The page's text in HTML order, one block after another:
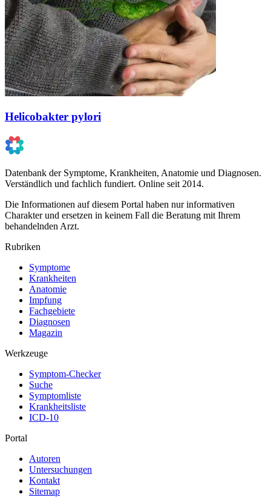
Helicobakter pylori
Datenbank der Symptome, Krankheiten, Anatomie und Diagnosen.
Verständlich und fachlich fundiert. Online seit 2014.
Die Informationen auf diesem Portal haben nur informativen
Charakter und ersetzen in keinem Fall die Beratung mit Ihrem
behandelnden Arzt.
Rubriken
Symptome
Krankheiten
Anatomie
Impfung
Fachgebiete
Diagnosen
Magazin
Werkzeuge
Symptom-Checker
Suche
Symptomliste
Krankheitsliste
ICD-10
Portal
Autoren
Untersuchungen
Kontakt
Sitemap